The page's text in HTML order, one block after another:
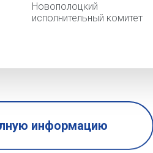
Новополоцкий
исполнительный комитет
информацию